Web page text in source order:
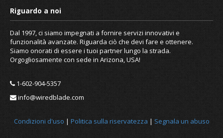
Dal 1997, ci siamo impegnati a fornire servizi innovativi e
funzionalità avanzate. Riguarda ciò che devi fare e ottenere.
Siamo onorati di essere i tuoi partner lungo la strada.
Orgogliosamente con sede in Arizona, USA!
1-602-904-5357
info@wiredblade.com
Condizioni d'uso | Politica sulla riservatezza | Segnala un abuso